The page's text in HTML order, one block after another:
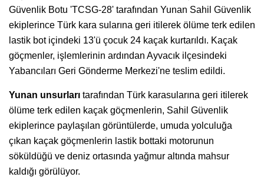
Güvenlik Botu 'TCSG-28' tarafından Yunan Sahil Güvenlik
ekiplerince Türk kara sularına geri itilerek ölüme terk edilen
lastik bot içindeki 13'ü çocuk 24 kaçak kurtarıldı. Kaçak
göçmenler, işlemlerinin ardından Ayvacık ilçesindeki
Yabancıları Geri Gönderme Merkezi'ne teslim edildi.
Yunan unsurları tarafından Türk karasularına geri itilerek
ölüme terk edilen kaçak göçmenlerin, Sahil Güvenlik
ekiplerince paylaşılan görüntülerde, umuda yolculuğa
çıkan kaçak göçmenlerin lastik bottaki motorunun
söküldüğü ve deniz ortasında yağmur altında mahsur
kaldığı görülüyor.